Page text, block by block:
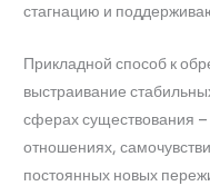
стагнацию и
Прикладной способ к
выстраивание
сферах существования –
отношениях,
постоянных новых